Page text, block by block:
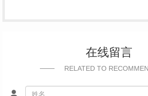
在线留言
RELATED TO